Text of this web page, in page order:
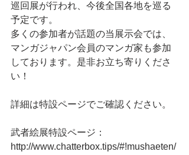
巡回展が行われ、今後全国各地を巡る
予定です。
多くの参加者が話題の当展示会では、
マンガジャパン会員のマンガ家も参加
しております。是非お立ち寄りくださ
い！
詳細は特設ページでご確認ください。
武者絵展特設ページ：
http://www.chatterbox.tips/#!mushaeten/